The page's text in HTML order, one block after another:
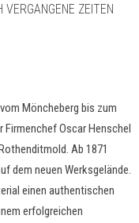
VERGANGENE ZEITEN
Möncheberg bis zum
Oscar Henschel
Ab 1871
dem neuen Werksgelände.
einen authentischen
erfolgreichen